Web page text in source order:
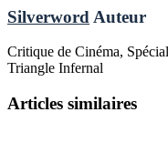
Silverword Auteur
Critique de Cinéma,
Triangle Infernal
Articles similaires